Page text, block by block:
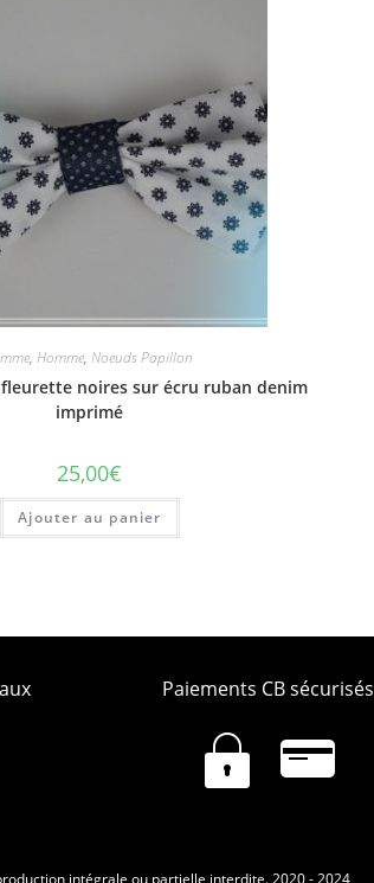
, Homme, Noeuds Papillon
noires sur écru ruban denim
imprimé
25,00€
Ajouter au panier
Paiements CB sécurisés
intégrale ou partielle interdite. 2020 - 2024